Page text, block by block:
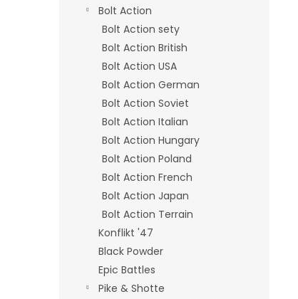
Bolt Action
Bolt Action sety
Bolt Action British
Bolt Action USA
Bolt Action German
Bolt Action Soviet
Bolt Action Italian
Bolt Action Hungary
Bolt Action Poland
Bolt Action French
Bolt Action Japan
Bolt Action Terrain
Konflikt '47
Black Powder
Epic Battles
Pike & Shotte